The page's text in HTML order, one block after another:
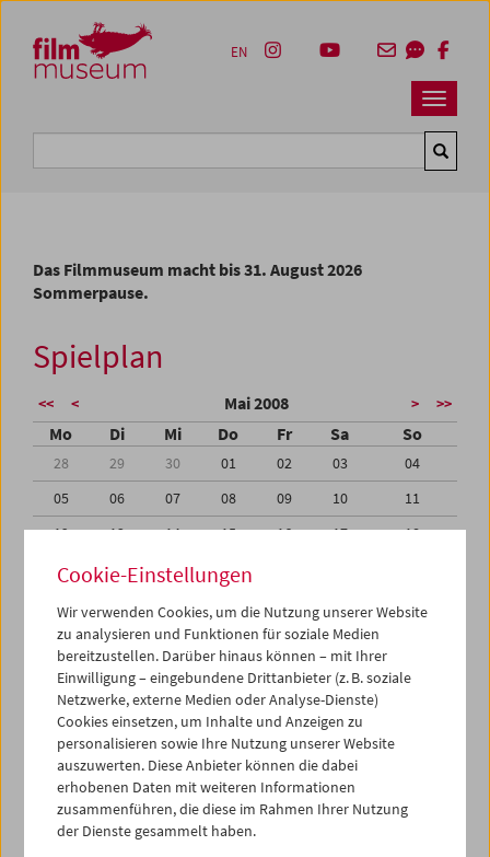
Zum Inhalt
Zum Hauptmenü
Zur Servicenavigation
Zum Suche
Navbar
EN
Das Filmmuseum macht bis 31. August 2026
Sommerpause.
Spielplan
<< < Mai 2008 > >>
Mo Di Mi Do Fr Sa So
28 29 30 01 02 03
04
05
06 07 08 09 10
11
12
13 14 15 16 17
18
19
20 21 22
26
28 30
01
02
03 04 05 06 07
iCalender
Programmheft-PDF
English language or subtitles
< Vorherige Woche
Cookie-Einstellungen
Wir verwenden Cookies, um die Nutzung unserer Website
zu analysieren und Funktionen für soziale Medien
bereitzustellen. Darüber hinaus können – mit Ihrer
Einwilligung – eingebundene Drittanbieter (z. B. soziale
Netzwerke, externe Medien oder Analyse-Dienste)
Cookies einsetzen, um Inhalte und Anzeigen zu
personalisieren sowie Ihre Nutzung unserer Website
auszuwerten. Diese Anbieter können die dabei
erhobenen Daten mit weiteren Informationen
zusammenführen, die diese im Rahmen Ihrer Nutzung
der Dienste gesammelt haben.